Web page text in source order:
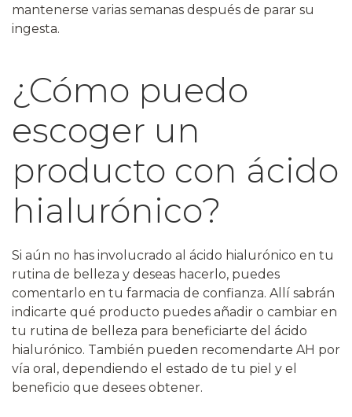
mantenerse varias semanas después de parar su
ingesta.
¿Cómo puedo
escoger un
producto con ácido
hialurónico?
Si aún no has involucrado al ácido hialurónico en tu
rutina de belleza y deseas hacerlo, puedes
comentarlo en tu farmacia de confianza. Allí sabrán
indicarte qué producto puedes añadir o cambiar en
tu rutina de belleza para beneficiarte del ácido
hialurónico. También pueden recomendarte AH por
vía oral, dependiendo el estado de tu piel y el
beneficio que desees obtener.